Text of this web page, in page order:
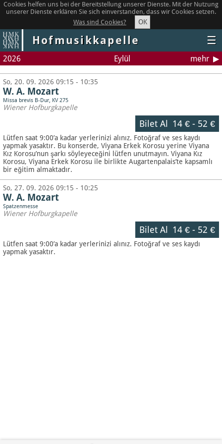
Cookies helfen uns bei der Bereitstellung unserer Dienste. Mit der Nutzung
unserer Dienste erklären Sie sich einverstanden, dass wir Cookies setzen.
Was sind Cookies?
OK
Hofmusikkapelle ☰
2026 Eylül mehr
So, 20. 09. 2026 09:15 - 10:35
W. A. Mozart
Missa brevis B-Dur, KV 275
Wiener Hofburgkapelle
Bilet Al 14 €- 52 €
Lütfen saat 9:00’a kadar yerlerinizi alınız. Fotoğraf ve ses kaydı
yapmak yasaktır. Bu konserde, Viyana Erkek Korosu yerine Viyana
Kız Korosu’nun şarkı söyleyeceğini lütfen unutmayın. Viyana Kız
Korosu, Viyana Erkek Korosu ile birlikte Augartenpalais’te kapsamlı
bir eğitim almaktadır.
So, 27. 09. 2026 09:15 - 10:25
W. A. Mozart
Spatzenmesse
Wiener Hofburgkapelle
Bilet Al 14 €- 52 €
Lütfen saat 9:00’a kadar yerlerinizi alınız. Fotoğraf ve ses kaydı
yapmak yasaktır.